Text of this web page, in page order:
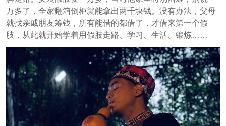
万多了，全家翻箱倒柜就能拿出两千块钱。没有办法，父母
就找亲戚朋友筹钱，所有能借的都借了，才借来第一个假
肢，从此就开始学着用假肢走路、学习、生活、锻炼……